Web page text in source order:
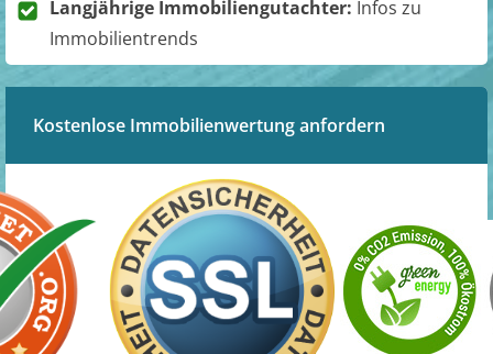
Langjährige Immobiliengutachter: Infos zu
Immobilientrends
Kostenlose Immobilienwertung anfordern